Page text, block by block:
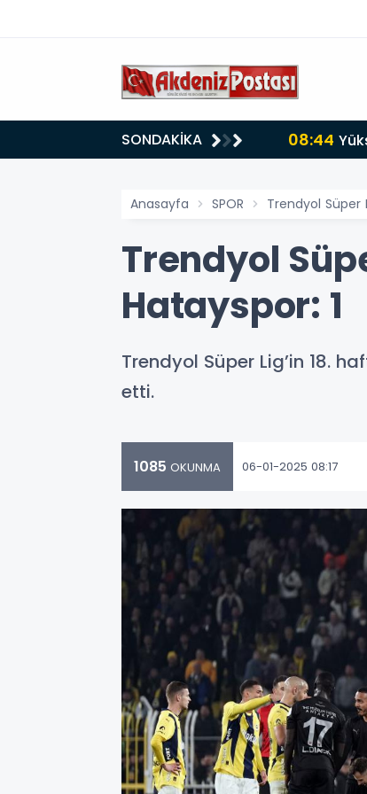
SONDAKİKA 08:44
Anasayfa SPOR Trendyol Süper
Trendyol
Hatayspor: 1
Trendyol Süper Lig’in 18.
etti.
1085 OKUNMA 06-01-2025 08:17